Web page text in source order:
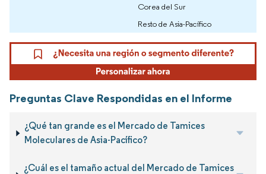
Corea del Sur
Resto de Asia-Pacífico
Preguntas Clave Respondidas en el Informe
¿Qué tan grande es el Mercado de Tamices
Moleculares de Asia-Pacífico?
¿Cuál es el tamaño actual del Mercado de Tamices